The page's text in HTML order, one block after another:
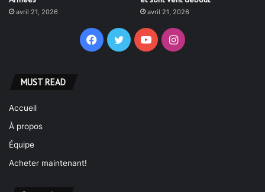
avril 21, 2026 avril 21, 2026
Facebook
TwitterYouTubeInstagram
MUST READ
Accueil
À propos
Équipe
Acheter maintenant!